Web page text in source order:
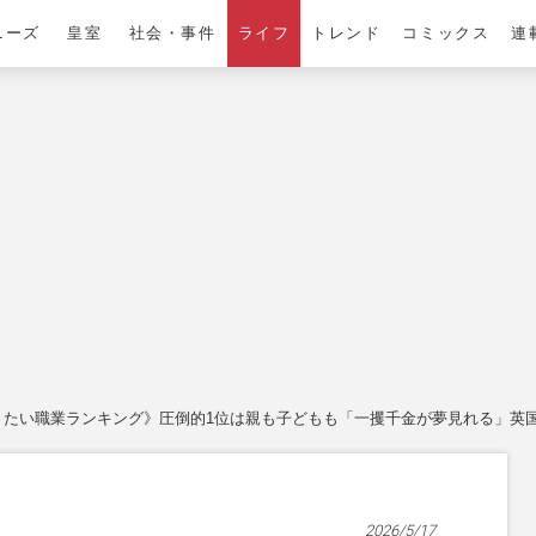
ーズ 皇室 社会・事件 ライフ トレンド コミックス 連
い職業ランキング》圧倒的1位は親も子どもも「一攫千金が夢見れる」英
2026/5/17